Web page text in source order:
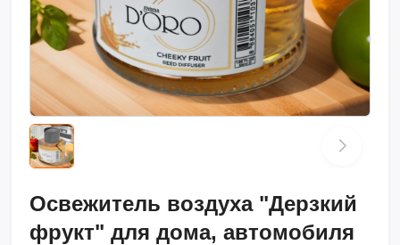
Освежитель воздуха "Дерзкий
фрукт" для дома, автомобиля